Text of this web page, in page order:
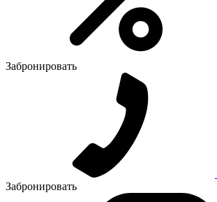
Забронировать
Забронировать